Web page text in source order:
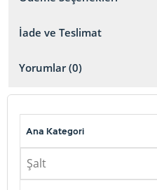
İade ve Teslimat
Yorumlar (0)
Ana Kategori
Şalt